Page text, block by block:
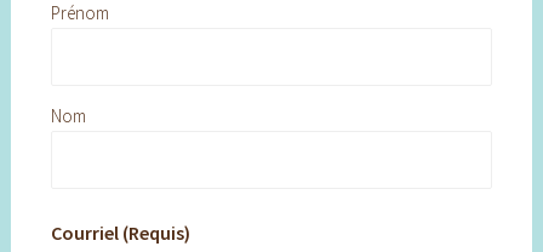
Prénom
Nom
Courriel (Requis)